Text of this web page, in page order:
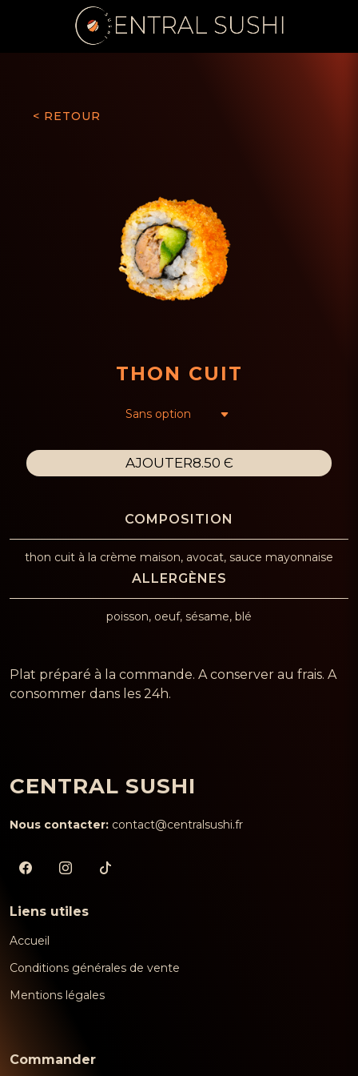
< RETOUR
THON CUIT
AJOUTER8.50 Є
thon cuit à la crème maison, avocat, sauce mayonnaise
poisson, oeuf, sésame, blé
Plat préparé à la commande. A conserver au frais. A
consommer dans les 24h.
CENTRAL SUSHI
Nous contacter: contact@centralsushi.fr
Liens utiles
Accueil
Conditions générales de vente
Mentions légales
Commander